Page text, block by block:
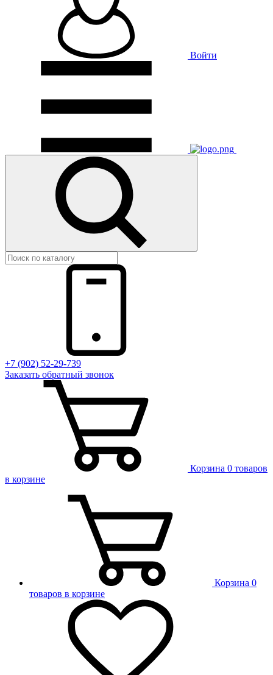
Войти
+7 (902) 52-29-739
Заказать обратный звонок
Корзина 0 товаров
в корзине
Корзина 0
товаров в корзине